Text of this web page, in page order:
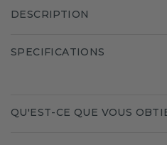
DESCRIPTION
SPECIFICATIONS
QU'EST-CE QUE VOUS